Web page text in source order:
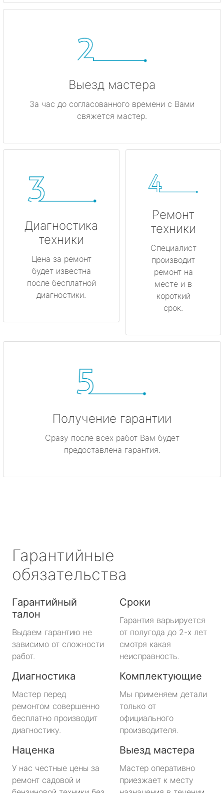
Выезд мастера
За час до согласованного времени с Вами
свяжется мастер.
Диагностика
техники
Цена за ремонт
будет известна
после бесплатной
диагностики.
Ремонт
техники
Специалист
производит
ремонт на
месте и в
короткий
срок.
Получение гарантии
Сразу после всех работ Вам будет
предоставлена гарантия.
Гарантийные
обязательства
Гарантийный
талон
Выдаем гарантию не
зависимо от сложности
работ.
Сроки
Гарантия варьируется
от полугода до 2-х лет
смотря какая
неисправность.
Диагностика
Мастер перед
ремонтом совершенно
бесплатно производит
диагностику.
Комплектующие
Мы применяем детали
только от
официального
производителя.
Наценка
У нас честные цены за
ремонт садовой и
Выезд мастера
Мастер оперативно
приезжает к месту